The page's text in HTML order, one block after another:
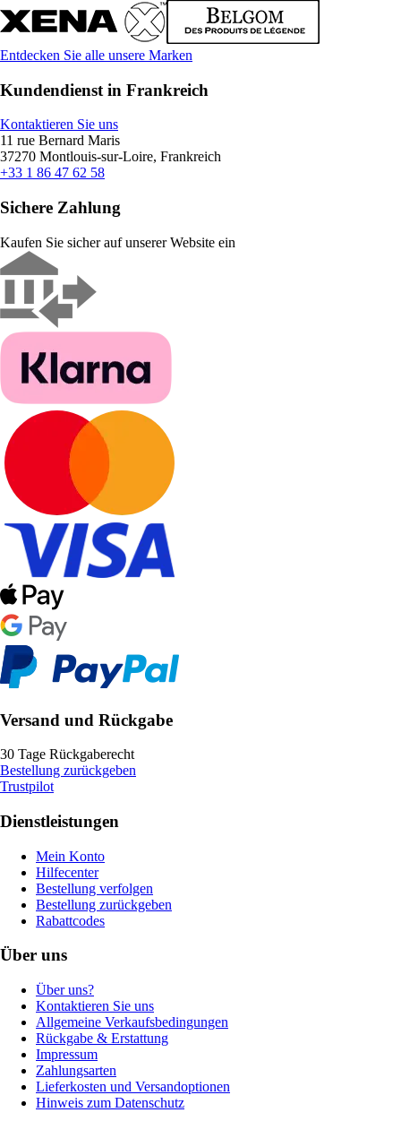
Entdecken Sie alle unsere Marken
Kundendienst in Frankreich
Kontaktieren Sie uns
11 rue Bernard Maris
37270 Montlouis-sur-Loire, Frankreich
+33 1 86 47 62 58
Sichere Zahlung
Kaufen Sie sicher auf unserer Website ein
Versand und Rückgabe
30 Tage Rückgaberecht
Bestellung zurückgeben
Trustpilot
Dienstleistungen
Mein Konto
Hilfecenter
Bestellung verfolgen
Bestellung zurückgeben
Rabattcodes
Über uns
Über uns?
Kontaktieren Sie uns
Allgemeine Verkaufsbedingungen
Rückgabe & Erstattung
Impressum
Zahlungsarten
Lieferkosten und Versandoptionen
Hinweis zum Datenschutz